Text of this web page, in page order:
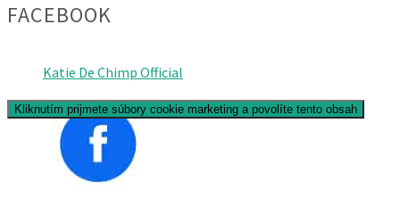
FACEBOOK
Katie De Chimp Official
Kliknutím prijmete súbory cookie marketing a povolíte tento obsah